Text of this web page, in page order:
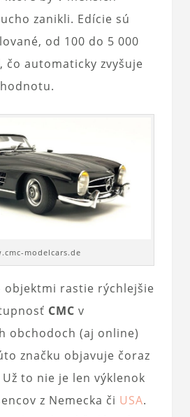
zanikli. Edície sú
od 100 do 5 000
čo automaticky zvyšuje
modelcars.de
objektmi rastie rýchlejšie
CMC v
obchodoch (aj online)
značku objavuje čoraz
to nie je len výklenok
z Nemecka či USA.